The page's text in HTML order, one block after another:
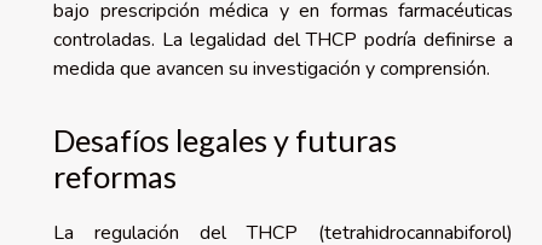
bajo prescripción médica y en formas farmacéuticas
controladas. La legalidad del THCP podría definirse a
medida que avancen su investigación y comprensión.
Desafíos legales y futuras
reformas
La regulación del THCP (tetrahidrocannabiforol)